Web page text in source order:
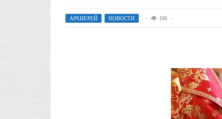
АРХИЕРЕЙ , НОВОСТИ 598